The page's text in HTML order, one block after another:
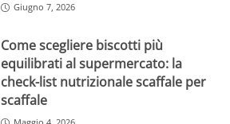
Giugno 7, 2026
Come scegliere biscotti più
equilibrati al supermercato: la
check-list nutrizionale scaffale per
scaffale